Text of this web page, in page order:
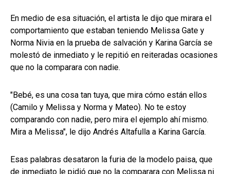
En medio de esa situación, el artista le dijo que mirara el
comportamiento que estaban teniendo Melissa Gate y
Norma Nivia en la prueba de salvación y Karina García se
molestó de inmediato y le repitió en reiteradas ocasiones
que no la comparara con nadie.
"Bebé, es una cosa tan tuya, que mira cómo están ellos
(Camilo y Melissa y Norma y Mateo). No te estoy
comparando con nadie, pero mira el ejemplo ahí mismo.
Mira a Melissa", le dijo Andrés Altafulla a Karina García.
Esas palabras desataron la furia de la modelo paisa, que
de inmediato le pidió que no la comparara con Melissa ni